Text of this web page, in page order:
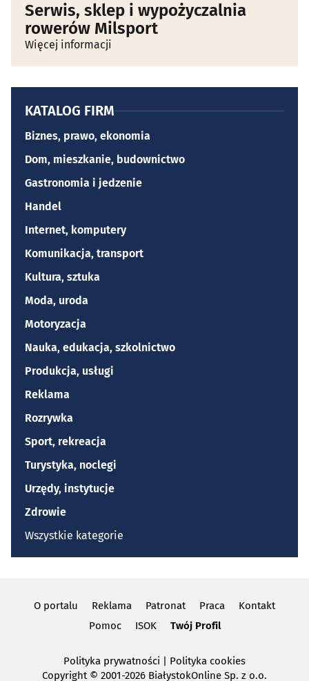
Serwis, sklep i wypożyczalnia
rowerów Milsport
Więcej informacji
KATALOG FIRM
Biznes, prawo, ekonomia
Dom, mieszkanie, budownictwo
Gastronomia i jedzenie
Handel
Internet, komputery
Komunikacja, transport
Kultura, sztuka
Moda, uroda
Motoryzacja
Nauka, edukacja, szkolnictwo
Produkcja, usługi
Reklama
Rozrywka
Sport, rekreacja
Turystyka, noclegi
Urzędy, instytucje
Zdrowie
Wszystkie kategorie
O portalu Reklama Patronat Praca
Kontakt
Pomoc
ISOK Twój Profil
Polityka prywatności
Polityka cookies
Copyright© 2001-2026 BiałystokOnline Sp. z o.o.